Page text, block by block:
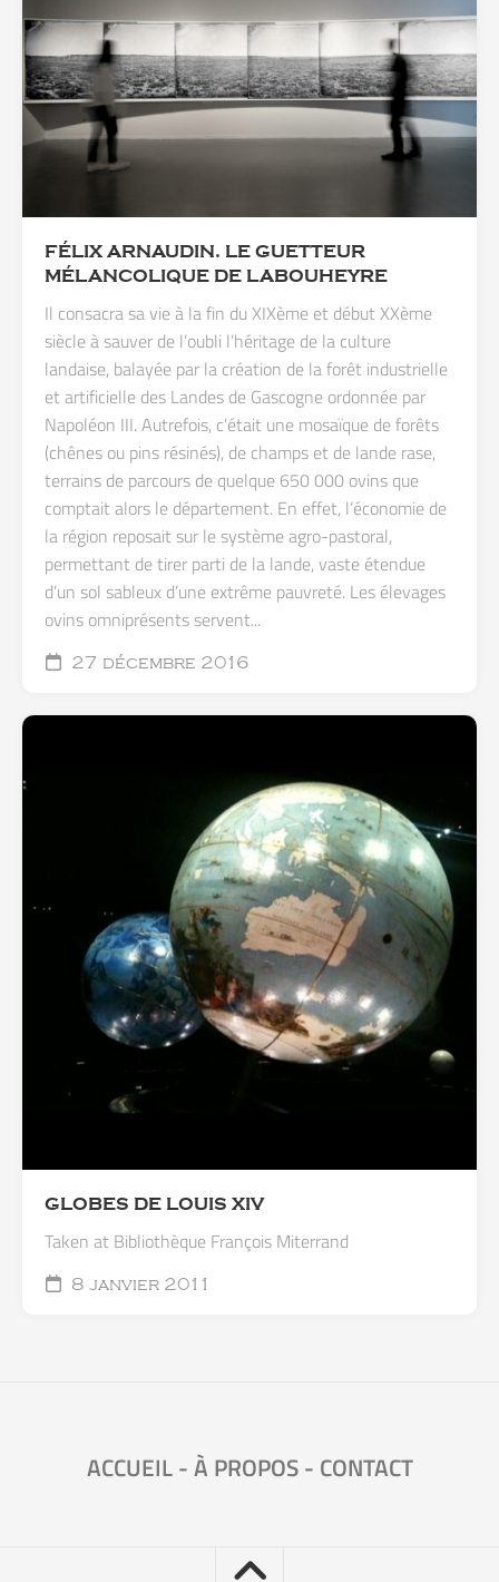
FÉLIX ARNAUDIN. LE GUETTEUR
MÉLANCOLIQUE DE LABOUHEYRE
Il consacra sa vie à la fin du XIXème et début XXème
siècle à sauver de l’oubli l’héritage de la culture
landaise, balayée par la création de la forêt industrielle
et artificielle des Landes de Gascogne ordonnée par
Napoléon III. Autrefois, c’était une mosaïque de forêts
(chênes ou pins résinés), de champs et de lande rase,
terrains de parcours de quelque 650 000 ovins que
comptait alors le département. En effet, l’économie de
la région reposait sur le système agro-pastoral,
permettant de tirer parti de la lande, vaste étendue
d’un sol sableux d’une extrême pauvreté. Les élevages
ovins omniprésents servent...
27 décembre 2016
GLOBES DE LOUIS XIV
Taken at Bibliothèque François Miterrand
8 janvier 2011
ACCUEIL-À PROPOS- CONTACT